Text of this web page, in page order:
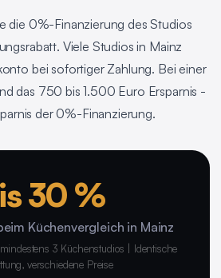
die 0%-Finanzierung des Studios
Viele Studios in Mainz
bei sofortiger Zahlung. Bei einer
das 750 bis 1.500 Euro Ersparnis -
der 0%-Finanzierung.
30 %
Küchenvergleich in Mainz
3 Küchenstudios | Identische
verschiedene Preise